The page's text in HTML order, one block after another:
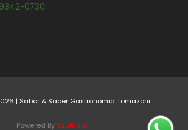
0730
| Sabor & Saber Gastronomia Tomazoni
Powered By Y2Studio